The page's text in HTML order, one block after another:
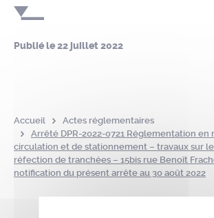
Publié le22 juillet 2022
Accueil
Actes réglementaires
Arrêté DPR-2022-0721 Réglementation en
circulation et de stationnement – travaux sur le
réfection de tranchées – 15bis rue Benoît
notification du présent arrête au 30 août 2022